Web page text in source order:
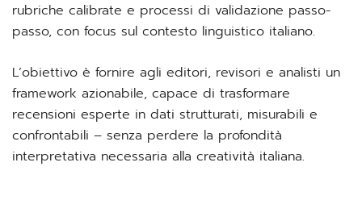
rubriche calibrate e processi di validazione passo-
passo, con focus sul contesto linguistico italiano.
L’obiettivo è fornire agli editori, revisori e analisti un
framework azionabile, capace di trasformare
recensioni esperte in dati strutturati, misurabili e
confrontabili – senza perdere la profondità
interpretativa necessaria alla creatività italiana.